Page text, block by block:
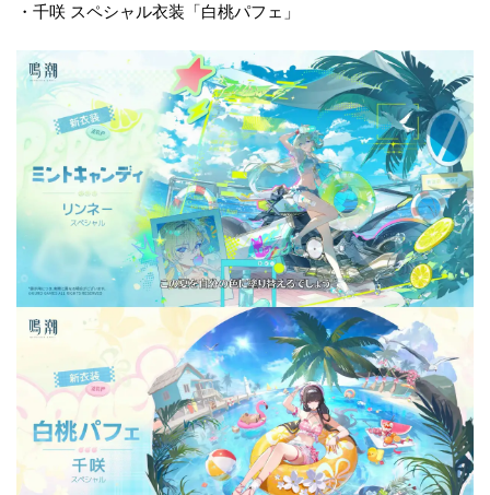
・千咲 スペシャル衣装「白桃パフェ」